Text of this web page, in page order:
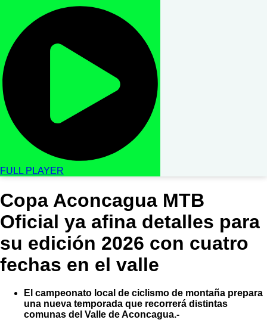
FULL PLAYER
Copa Aconcagua MTB
Oficial ya afina detalles para
su edición 2026 con cuatro
fechas en el valle
El campeonato local de ciclismo de montaña prepara
una nueva temporada que recorrerá distintas
comunas del Valle de Aconcagua.-